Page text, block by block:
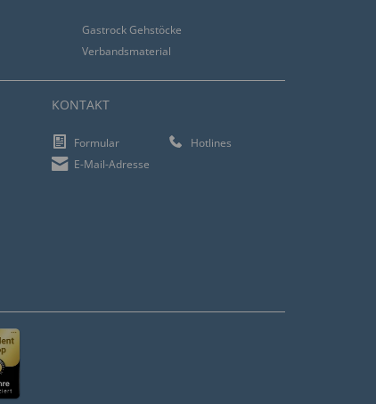
Gastrock Gehstöcke
Verbandsmaterial
KONTAKT
Formular
Hotlines
E-Mail-Adresse